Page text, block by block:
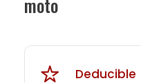
moto
Deducible